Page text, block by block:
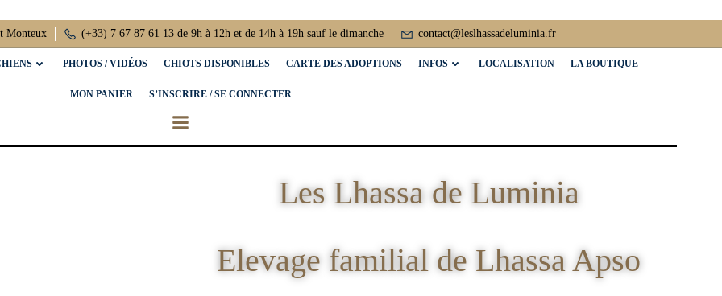
Monteux (+33) 7 67 87 61 13 de 9h à 12h et de 14h à 19h sauf le dimanche contact@leslhassadeluminia.fr
PHOTOS / VIDÉOS CHIOTS DISPONIBLES CARTE DES ADOPTIONS INFOS LOCALISATION LA BOUTIQUE
MON PANIER S’INSCRIRE / SE CONNECTER
Les Lhassa de Luminia
Elevage familial de Lhassa Apso